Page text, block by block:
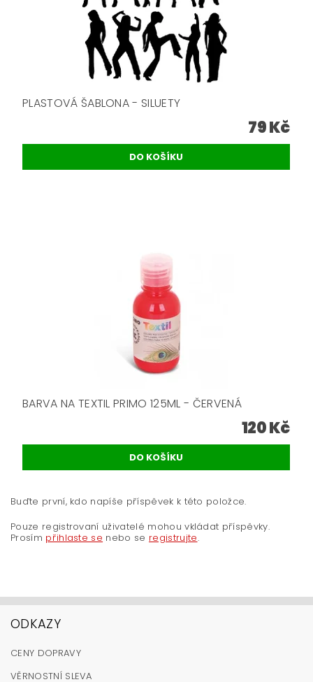
PLASTOVÁ ŠABLONA - SILUETY
79 Kč
BARVA NA TEXTIL PRIMO 125ML - ČERVENÁ
120 Kč
Buďte první, kdo napíše příspěvek k této položce.
Pouze registrovaní uživatelé mohou vkládat příspěvky.
Prosím přihlaste se nebo se registrujte.
ODKAZY
CENY DOPRAVY
VĚRNOSTNÍ SLEVA